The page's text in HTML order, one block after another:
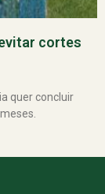
cortes
quer concluir